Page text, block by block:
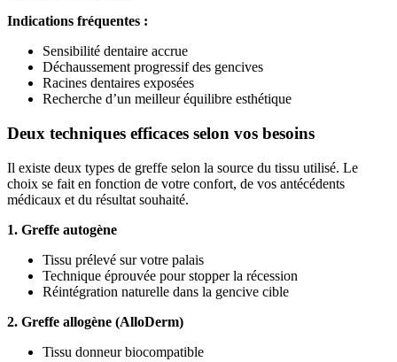
Indications fréquentes :
Sensibilité dentaire accrue
Déchaussement progressif des gencives
Racines dentaires exposées
Recherche d’un meilleur équilibre esthétique
Deux techniques efficaces selon vos besoins
Il existe deux types de greffe selon la source du tissu utilisé. Le
choix se fait en fonction de votre confort, de vos antécédents
médicaux et du résultat souhaité.
1. Greffe autogène
Tissu prélevé sur votre palais
Technique éprouvée pour stopper la récession
Réintégration naturelle dans la gencive cible
2. Greffe allogène (AlloDerm)
Tissu donneur biocompatible